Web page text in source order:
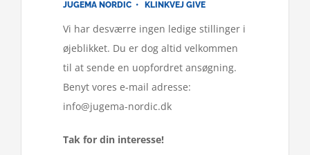
JUGEMA NORDIC • KLINKVEJ GIVE
Vi har desværre ingen ledige stillinger i
øjeblikket. Du er dog altid velkommen
til at sende en uopfordret ansøgning.
Benyt vores e-mail adresse:
info@jugema-nordic.dk
Tak for din interesse!